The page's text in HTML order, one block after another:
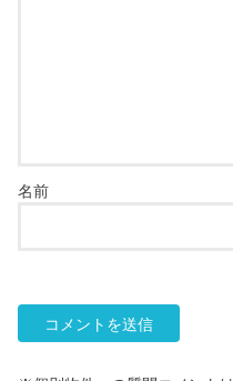
名前